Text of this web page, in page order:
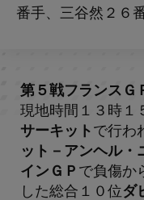
番手、三谷然２６
第５戦フランスＧ
現地時間１３時１
サーキット で行わ
ット－アンヘル・
インＧＰ で負傷か
した総合１０位ダ